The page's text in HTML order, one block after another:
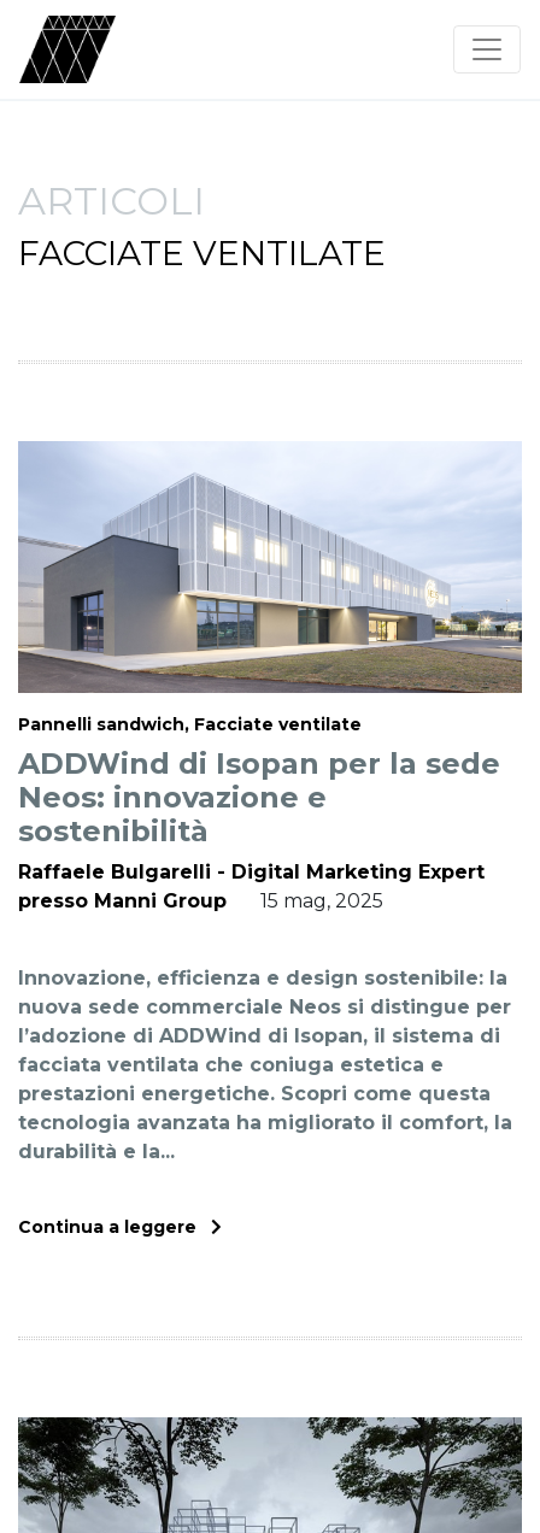
ARTICOLI
FACCIATE VENTILATE
Pannelli sandwich, Facciate ventilate
ADDWind di Isopan per la sede
Neos: innovazione e
sostenibilità
Raffaele Bulgarelli - Digital Marketing Expert
presso Manni Group
15 mag, 2025
Innovazione, efficienza e design sostenibile: la
nuova sede commerciale Neos si distingue per
l’adozione di ADDWind di Isopan, il sistema di
facciata ventilata che coniuga estetica e
prestazioni energetiche. Scopri come questa
tecnologia avanzata ha migliorato il comfort, la
durabilità e la...
Continua a leggere